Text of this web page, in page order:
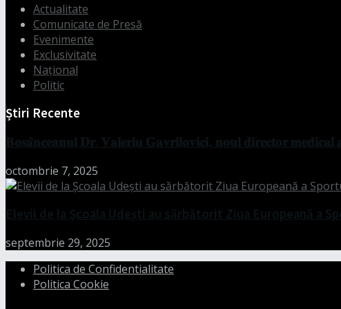
Actualitate
Comunicate de Presă
Evenimente
Exclusivitate
Național
Politic
Știri Recente
octombrie 7, 2025
septembrie 29, 2025
Politica de Confidentialitate
Politica Cookie